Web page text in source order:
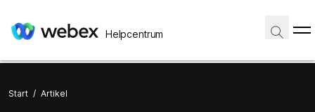
Helpcentrum
Start / Artikel